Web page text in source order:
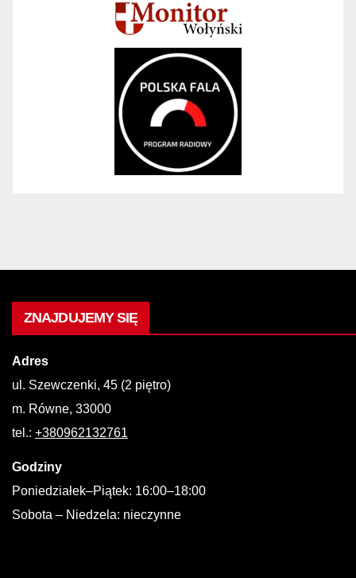
ZNAJDUJEMY SIĘ
Adres
ul. Szewczenki, 45 (2 piętro)
m. Równe, 33000
tel.: +380962132761
Godziny
Poniedziałek–Piątek: 16:00–18:00
Sobota – Niedzela: nieczynne